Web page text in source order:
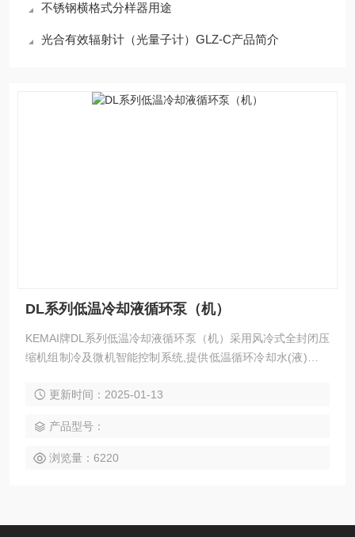
不锈钢横格式分样器用途
光合有效辐射计（光量子计）GLZ-C产品简介
DL系列低温冷却液循环泵（机）
KEMAI牌DL系列低温冷却液循环泵（机）采用风冷式全封闭压
缩机组制冷及微机智能控制系统,提供低温循环冷却水(液)流或
器,如旋转蒸发器、发酵罐、电子显微镜、低温化学反应釜、电
釜等。也可把多种容积直接在槽内低温恒温实验。
更新时间：2025-01-13
产品型号：
浏览量：6220